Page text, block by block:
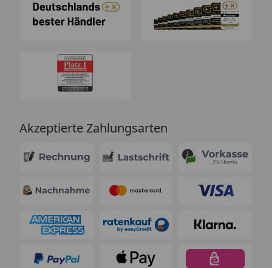
Akzeptierte Zahlungsarten